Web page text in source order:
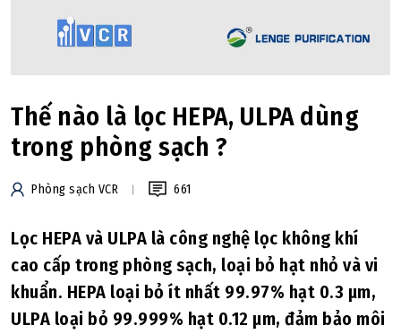
Thế nào là lọc HEPA, ULPA dùng
trong phòng sạch ?
Phòng sạch VCR 661
Lọc HEPA và ULPA là công nghệ lọc không khí
cao cấp trong phòng sạch, loại bỏ hạt nhỏ và vi
khuẩn. HEPA loại bỏ ít nhất 99.97% hạt 0.3 µm,
ULPA loại bỏ 99.999% hạt 0.12 µm, đảm bảo môi